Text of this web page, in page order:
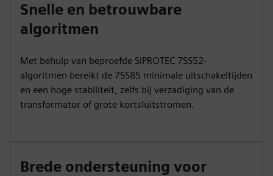
Snelle en betrouwbare
algoritmen
Met behulp van beproefde SIPROTEC 7SS52-
algoritmen bereikt de 7SS85 minimale uitschakeltijden
en een hoge stabiliteit, zelfs bij verzadiging van de
transformator of grote kortsluitstromen.
Brede ondersteuning voor